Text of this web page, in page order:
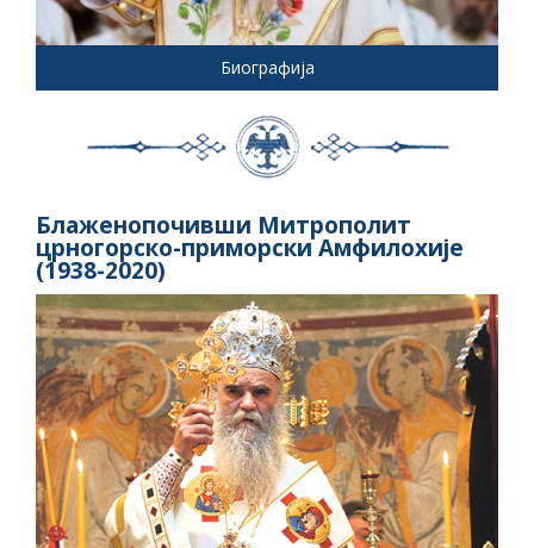
Биографија
Блаженопочивши Митрополит
црногорско-приморски Амфилохије
(1938-2020)